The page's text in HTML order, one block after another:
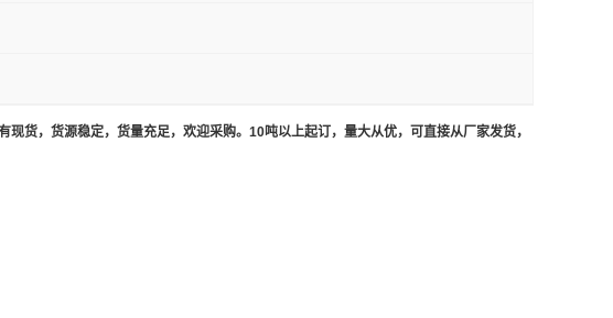
货，货源稳定，货量充足，欢迎采购。10吨以上起订，量大从优，可直接从厂家发货，